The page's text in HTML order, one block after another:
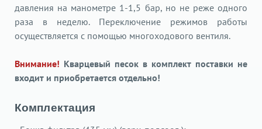
давления на манометре 1-1,5 бар, но не реже одного
раза в неделю. Переключение режимов работы
осуществляется с помощью многоходового вентиля.
Внимание! Кварцевый песок в комплект поставки не
входит и приобретается отдельно!
Комплектация